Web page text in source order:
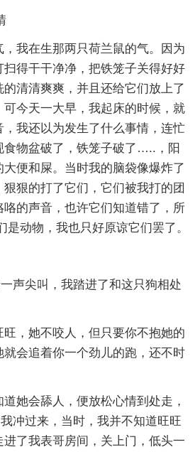
我在生那两只荷兰鼠的气。因为
得干干净净，把铁笼子关得好好
清清爽爽，并且还给它们放上了
今天一大早，我起床的时候，就
我还以为发生了什么事情，连忙
食物盆破了，铁笼子破了…..，阳
便和屎。当时我的脑袋像爆炸了
狠的打了它们，它们被我打的团
咯的声音，也许它们知道错了，所
动物，我也只好原谅它们罢了。
声尖叫，我踏进了和这只狗相处
，她不咬人，但只要你不抱她的
会追着你一个劲儿的跑，还不时
她会舔人，便放松心情到处走，
冲过来，当时，我并不知道旺旺
了我表哥房间，关上门，低头一